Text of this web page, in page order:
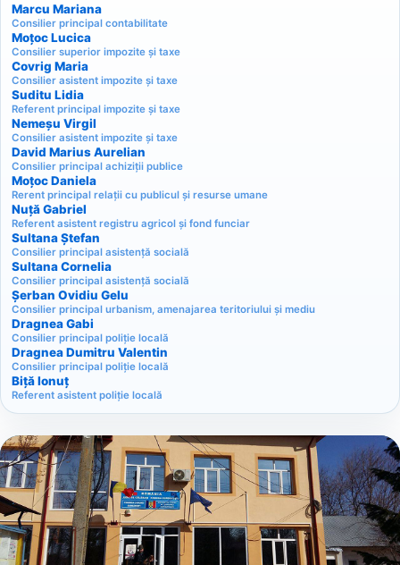
Marcu Mariana
Consilier principal contabilitate
Moțoc Lucica
Consilier superior impozite și taxe
Covrig Maria
Consilier asistent impozite și taxe
Suditu Lidia
Referent principal impozite și taxe
Nemeșu Virgil
Consilier asistent impozite și taxe
David Marius Aurelian
Consilier principal achiziții publice
Moțoc Daniela
Rerent principal relații cu publicul și resurse umane
Nuță Gabriel
Referent asistent registru agricol și fond funciar
Sultana Ștefan
Consilier principal asistență socială
Sultana Cornelia
Consilier principal asistență socială
Șerban Ovidiu Gelu
Consilier principal urbanism, amenajarea teritoriului și mediu
Dragnea Gabi
Consilier principal poliție locală
Dragnea Dumitru Valentin
Consilier principal poliție locală
Biță Ionuț
Referent asistent poliție locală